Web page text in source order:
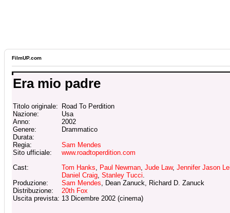
FilmUP.com
Era mio padre
Titolo originale:
Road To Perdition
Nazione:
Usa
Anno:
2002
Genere:
Drammatico
Durata:
Regia:
Sam Mendes
Sito ufficiale:
www.roadtoperdition.com
Cast:
Tom Hanks, Paul Newman, Jude Law, Jennifer Jason
Daniel Craig, Stanley Tucci.
Produzione:
Sam Mendes, Dean Zanuck, Richard D. Zanuck
Distribuzione:
20th Fox
Uscita prevista: 13 Dicembre 2002 (cinema)